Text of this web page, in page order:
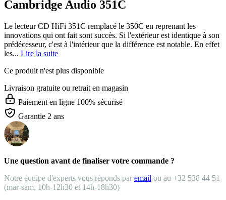
Cambridge Audio 351C
Le lecteur CD HiFi 351C remplacé le 350C en reprenant les
innovations qui ont fait sont succès. Si l'extérieur est identique à son
prédécesseur, c'est à l'intérieur que la différence est notable. En effet
les... Lire la suite
Ce produit n'est plus disponible
Livraison gratuite ou retrait en magasin
Paiement en ligne 100% sécurisé
Garantie 2 ans
Une question avant de finaliser votre commande ?
Notre équipe d'experts vous réponds par email ou au +32 538 44 51
(mar-sam, 10h-12h30 et 14h-18h30)